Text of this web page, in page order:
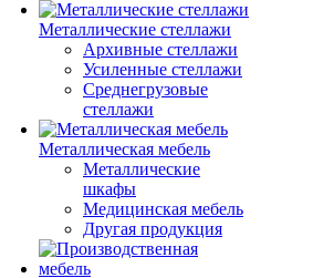
Металлические стеллажи
Архивные стеллажи
Усиленные стеллажи
Среднегрузовые
стеллажи
Металлическая мебель
Металлические
шкафы
Медицинская мебель
Другая продукция